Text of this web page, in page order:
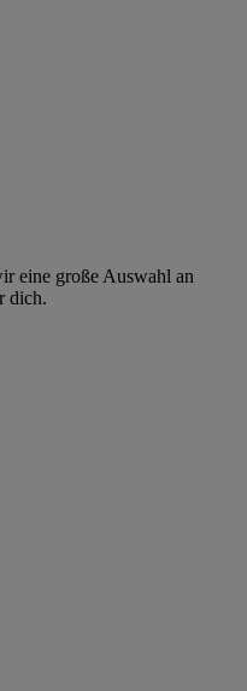
eine große Auswahl an
dich.